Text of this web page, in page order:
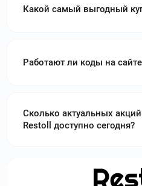
Какой самый выгодный
Работают ли коды на
Сколько актуальных
Restoll доступно сегодня?